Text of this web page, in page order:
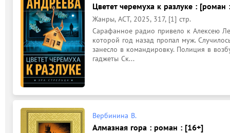
Цветет черемуха к разлуке : [роман
Жанры, АСТ, 2025, 317, [1] стр.
Сарафанное радио привело к Алексею
которой год назад пропал муж.
занесло в командировку. Полиция в
гаджеты Ск...
Вербинина В.
Алмазная гора : роман : [16+]